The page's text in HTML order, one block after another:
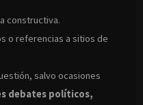
constructiva.
o referencias a sitios de
salvo ocasiones
debates políticos,